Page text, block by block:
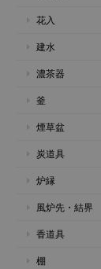
花入
建水
濃茶器
釜
煙草盆
炭道具
炉縁
風炉先・結界
香道具
棚